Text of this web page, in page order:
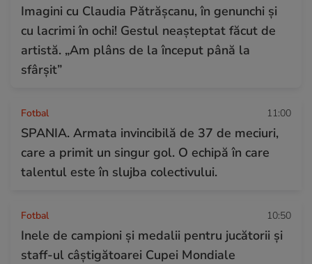
Imagini cu Claudia Pătrășcanu, în genunchi și
cu lacrimi în ochi! Gestul neașteptat făcut de
artistă. „Am plâns de la început până la
sfârșit”
Fotbal 11:00
SPANIA. Armata invincibilă de 37 de meciuri,
care a primit un singur gol. O echipă în care
talentul este în slujba colectivului.
Fotbal 10:50
Inele de campioni și medalii pentru jucătorii și
staff-ul câștigătoarei Cupei Mondiale